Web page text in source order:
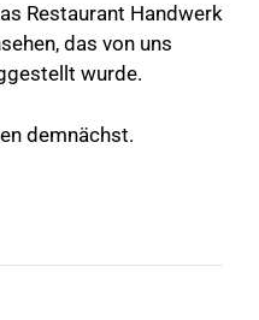
Restaurant Handwerk
das von uns
wurde.
demnächst.